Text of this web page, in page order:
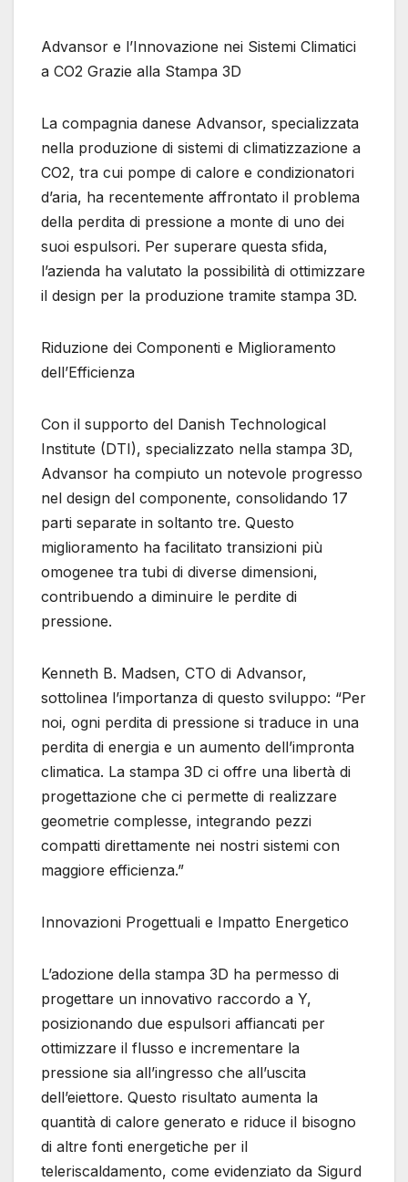
Advansor e l’Innovazione nei Sistemi Climatici
a CO2 Grazie alla Stampa 3D
La compagnia danese Advansor, specializzata
nella produzione di sistemi di climatizzazione a
CO2, tra cui pompe di calore e condizionatori
d’aria, ha recentemente affrontato il problema
della perdita di pressione a monte di uno dei
suoi espulsori. Per superare questa sfida,
l’azienda ha valutato la possibilità di ottimizzare
il design per la produzione tramite stampa 3D.
Riduzione dei Componenti e Miglioramento
dell’Efficienza
Con il supporto del Danish Technological
Institute (DTI), specializzato nella stampa 3D,
Advansor ha compiuto un notevole progresso
nel design del componente, consolidando 17
parti separate in soltanto tre. Questo
miglioramento ha facilitato transizioni più
omogenee tra tubi di diverse dimensioni,
contribuendo a diminuire le perdite di
pressione.
Kenneth B. Madsen, CTO di Advansor,
sottolinea l’importanza di questo sviluppo: “Per
noi, ogni perdita di pressione si traduce in una
perdita di energia e un aumento dell’impronta
climatica. La stampa 3D ci offre una libertà di
progettazione che ci permette di realizzare
geometrie complesse, integrando pezzi
compatti direttamente nei nostri sistemi con
maggiore efficienza.”
Innovazioni Progettuali e Impatto Energetico
L’adozione della stampa 3D ha permesso di
progettare un innovativo raccordo a Y,
posizionando due espulsori affiancati per
ottimizzare il flusso e incrementare la
pressione sia all’ingresso che all’uscita
dell’eiettore. Questo risultato aumenta la
quantità di calore generato e riduce il bisogno
di altre fonti energetiche per il
teleriscaldamento, come evidenziato da Sigurd